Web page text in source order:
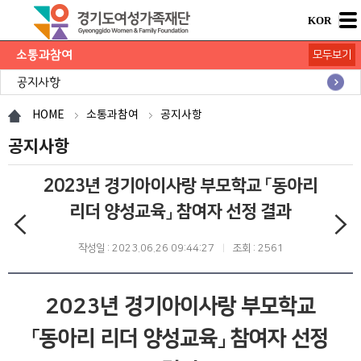
KOR
소통과참여
공지사항
채용공고
모집/행사
카드뉴스
언론보도
도민의 의견
재단 간행물
모두보기
HOME 소통과참여 공지사항
공지사항
2023년 경기아이사랑 부모학교 「동아리
리더 양성교육」 참여자 선정 결과
작성일 : 2023.06.26 09:44:27 조회 : 2561
2023년 경기아이사랑 부모학교
「동아리 리더 양성교육」 참여자 선정